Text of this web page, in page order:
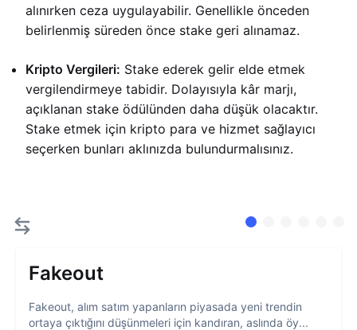
alınırken ceza uygulayabilir. Genellikle önceden
belirlenmiş süreden önce stake geri alınamaz.
Kripto Vergileri: Stake ederek gelir elde etmek
vergilendirmeye tabidir. Dolayısıyla kâr marjı,
açıklanan stake ödülünden daha düşük olacaktır.
Stake etmek için kripto para ve hizmet sağlayıcı
seçerken bunları aklınızda bulundurmalısınız.
Fakeout
Fakeout, alım satım yapanların piyasada yeni trendin
ortaya çıktığını düşünmeleri için kandıran, aslında öy...